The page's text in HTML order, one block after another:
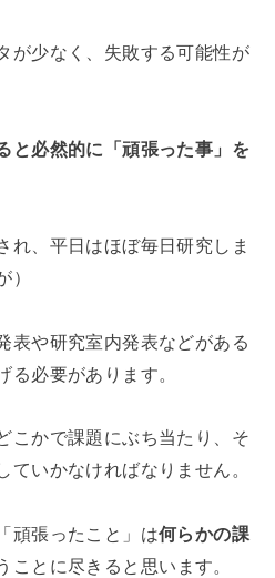
が少なく、失敗する可能性が
と必然的に「頑張った事」を
れ、平日はほぼ毎日研究しま
）
表や研究室内発表などがある
る必要があります。
こかで課題にぶち当たり、そ
ていかなければなりません。
頑張ったこと」は何らかの課
ことに尽きると思います。